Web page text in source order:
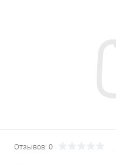
Отзывов: 0